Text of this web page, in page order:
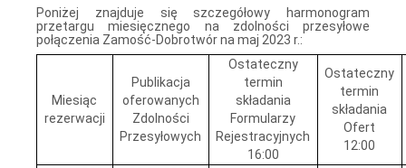
Poniżej znajduje się szczegółowy harmonogram
przetargu miesięcznego na zdolności przesyłowe
połączenia Zamość-Dobrotwór na maj 2023 r.:
Miesiąc
rezerwacji
Publikacja
oferowanych
Zdolności
Przesyłowych
Ostateczny
termin
składania
Formularzy
Rejestracyjnych
16:00
Ostateczny
termin
składania
Ofert
12:00